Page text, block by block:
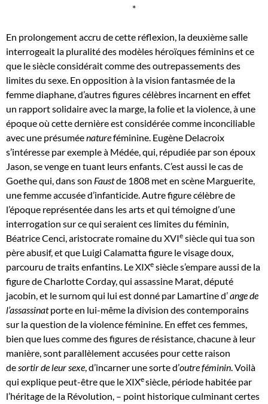
*
En prolongement accru de cette réflexion, la deuxième salle
interrogeait la pluralité des modèles héroïques féminins et ce
que le siècle considérait comme des outrepassements des
limites du sexe. En opposition à la vision fantasmée de la
femme diaphane, d’autres figures célèbres incarnent en effet
un rapport solidaire avec la marge, la folie et la violence, à une
époque où cette dernière est considérée comme inconciliable
avec une présuméenatureféminine. Eugène Delacroix
s’intéresse par exemple à Médée, qui, répudiée par son époux
Jason, se venge en tuant leurs enfants. C’est aussi le cas de
Goethe qui, dans son Faustde 1808 met en scène Marguerite,
une femme accusée d’infanticide. Autre figure célèbre de
l’époque représentée dans les arts et qui témoigne d’une
interrogation sur ce qui seraient ces limites du féminin,
Béatrice Cenci, aristocrate romaine du XVIe siècle qui tua son
père abusif, et que Luigi Calamatta figure le visage doux,
parcouru de traits enfantins. Le XIXe siècle s’empare aussi de la
figure de Charlotte Corday, qui assassine Marat, député
jacobin, et le surnom qui lui est donné par Lamartine d’ange de
l’assassinatporte en lui-même la division des contemporains
sur la question de la violence féminine. En effet ces femmes,
bien que lues comme des figures de résistance, chacune à leur
manière, sont parallèlement accusées pour cette raison
desortir de leur sexe, d’incarner une sorte d’outre féminin. Voilà
qui explique peut-être que le XIXesiècle, période habitée par
l’héritage de la Révolution, – point historique culminant certes